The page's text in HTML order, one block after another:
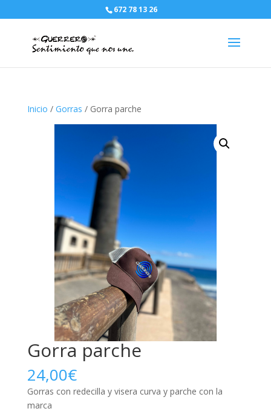
672 78 13 26
Inicio / Gorras / Gorra parche
Gorra parche
24,00€
Gorras con redecilla y visera curva y parche con la
marca